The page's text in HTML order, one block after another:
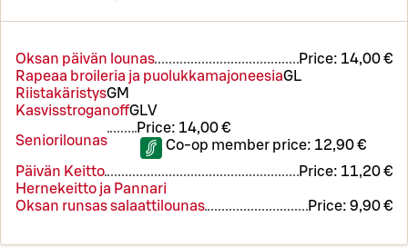
Oksan päivän lounas Price: 14,00 €
Rapeaa broileria ja puolukkamajoneesiaGL
RiistakäristysGM
KasvisstroganoffGLV
Seniorilounas
Price: 14,00 €
Co-op member price: 12,90 €
Päivän Keitto
Price: 11,20 €
Hernekeitto ja Pannari
Oksan runsas salaattilounas
Price: 9,90 €